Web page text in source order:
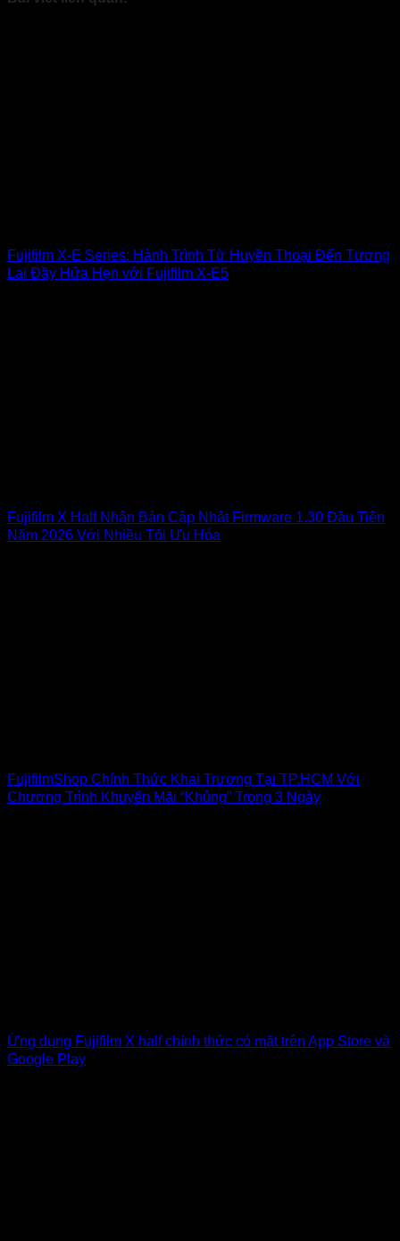
Fujifilm X-E Series: Hành Trình Từ Huyền Thoại Đến Tương
Lai Đầy Hứa Hẹn với Fujifilm X-E5
Fujifilm X Half Nhận Bản Cập Nhật Firmware 1.30 Đầu Tiên
Năm 2026 Với Nhiều Tối Ưu Hóa
FujifilmShop Chính Thức Khai Trương Tại TP.HCM Với
Chương Trình Khuyến Mãi “Khủng” Trong 3 Ngày
Ứng dụng Fujifilm X half chính thức có mặt trên App Store và
Google Play